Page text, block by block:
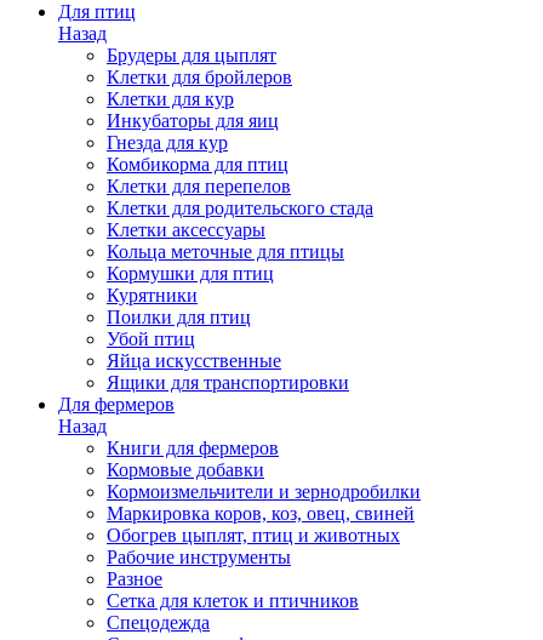
Для птиц
Назад
Брудеры для цыплят
Клетки для бройлеров
Клетки для кур
Инкубаторы для яиц
Гнезда для кур
Комбикорма для птиц
Клетки для перепелов
Клетки для родительского стада
Клетки аксессуары
Кольца меточные для птицы
Кормушки для птиц
Курятники
Поилки для птиц
Убой птиц
Яйца искусственные
Ящики для транспортировки
Для фермеров
Назад
Книги для фермеров
Кормовые добавки
Кормоизмельчители и зернодробилки
Маркировка коров, коз, овец, свиней
Обогрев цыплят, птиц и животных
Рабочие инструменты
Разное
Сетка для клеток и птичников
Спецодежда